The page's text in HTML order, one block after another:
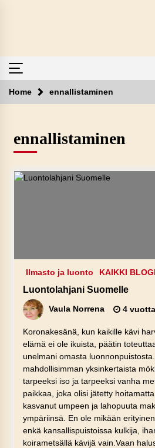
Home ennallistaminen
ennallistaminen
Ilmasto ja luonto KAIKKI
Luontolahjani Suomelle
Vaula Norrena 4
Koronakesänä, kun kaikille kävi
elämä ei ole ikuista, päätin
unelmani omasta
mahdollisimman yksinkertaista
tarpeeksi iso ja tarpeeksi vanha
paikkaa, joka olisi jätetty
kasvanut umpeen ja lahopuuta
ympäriinsä. En ole mikään
enkä kansallispuistoissa kulkija,
koirametsällä kävijä vain.Vaan